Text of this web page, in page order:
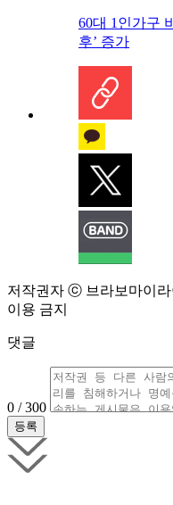
60대 1인가구
후’ 증가
저작권자 ⓒ 브라보마이
이용 금지
댓글
0 / 300